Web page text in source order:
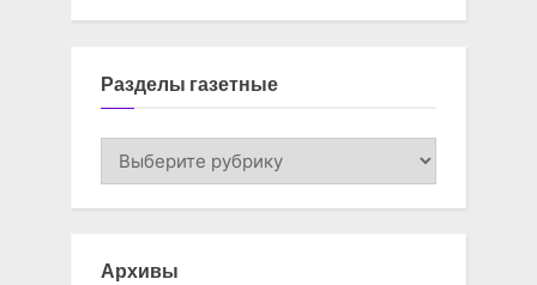
Разделы газетные
Разделы
Архивы